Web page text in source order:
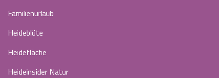
Familienurlaub
Heideblüte
Heidefläche
Heideinsider Natur